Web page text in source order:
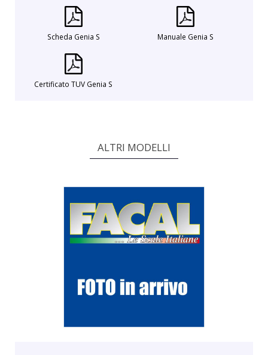
Scheda Genia S Manuale Genia S
Certificato TUV Genia S
ALTRI MODELLI